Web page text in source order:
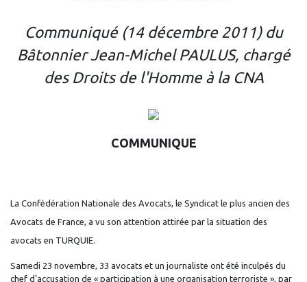
Communiqué (14 décembre 2011) du
Bâtonnier Jean-Michel PAULUS, chargé
des Droits de l'Homme à la CNA
COMMUNIQUE
La Confédération Nationale des Avocats, le Syndicat le plus ancien des
Avocats de France, a vu son attention attirée par la situation des
avocats en TURQUIE.
Samedi 23 novembre, 33 avocats et un journaliste ont été inculpés du
chef d’accusation de « participation à une organisation terroriste », par